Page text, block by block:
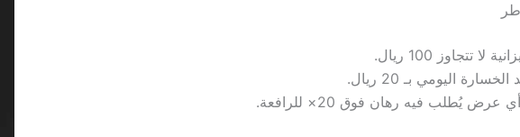
لا تتجاوز 100 ريال.
اليومي بـ 20 ريال.
يُطلب فيه رهان فوق 20× للرافعة.